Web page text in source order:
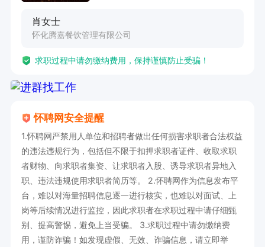
肖女士
怀化腾嘉餐饮管理有限公司
求职过程中请勿缴纳费用，保持谨慎防止受骗！
怀聘网安全提醒
1.怀聘网严禁用人单位和招聘者做出任何损害求职者合法权益
的违法违规行为，包括但不限于扣押求职者证件、收取求职
者财物、向求职者集资、让求职者入股、诱导求职者异地入
职、违法违规使用求职者简历等。 2.怀聘网作为信息发布平
台，难以对海量招聘信息逐一进行核实，也难以对面试、上
岗等后续情况进行监控，因此求职者在求职过程中请仔细甄
别、提高警惕，避免上当受骗。 3.求职过程中请勿缴纳费
用，谨防诈骗！如发现虚假、无效、诈骗信息，请立即举